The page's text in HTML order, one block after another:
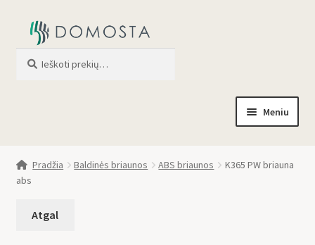
Meniu
Parduotuvė
Apie mus
Pradžia Baldinės briaunos ABS briaunos
K365 PW briauna
abs